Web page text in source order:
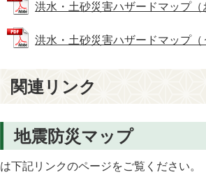
洪水・土砂災害ハザードマップ
洪水・土砂災害ハザードマップ
関連リンク
地震防災マップ
は下記リンクのページをご覧ください。